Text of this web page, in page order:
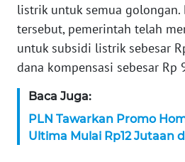
listrik untuk semua golongan.
tersebut, pemerintah telah
untuk subsidi listrik sebesar
dana kompensasi sebesar Rp
Baca Juga:
PLN Tawarkan Promo
Ultima Mulai Rp12 Jutaan
WN
RIAU
SERAMBI
WN